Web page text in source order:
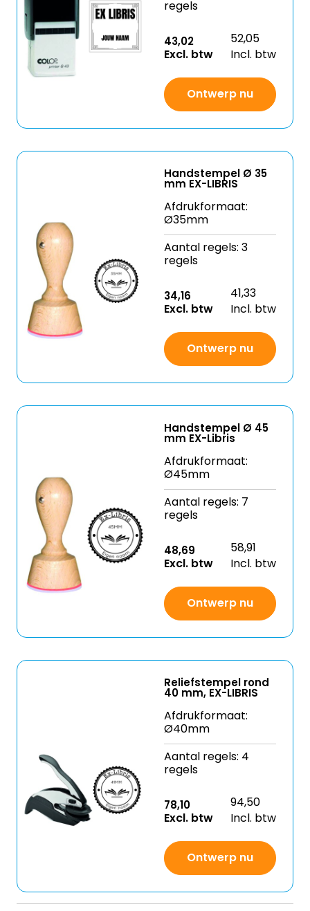
regels
43,02
Excl. btw
52,05
Incl. btw
Ontwerp nu
Handstempel Ø 35
mm EX-LIBRIS
Afdrukformaat:
Ø35mm
Aantal regels: 3
regels
34,16
Excl. btw
41,33
Incl. btw
Ontwerp nu
Handstempel Ø 45
mm EX-Libris
Afdrukformaat:
Ø45mm
Aantal regels: 7
regels
48,69
Excl. btw
58,91
Incl. btw
Ontwerp nu
Reliefstempel rond
40 mm, EX-LIBRIS
Afdrukformaat:
Ø40mm
Aantal regels: 4
regels
78,10
Excl. btw
94,50
Incl. btw
Ontwerp nu